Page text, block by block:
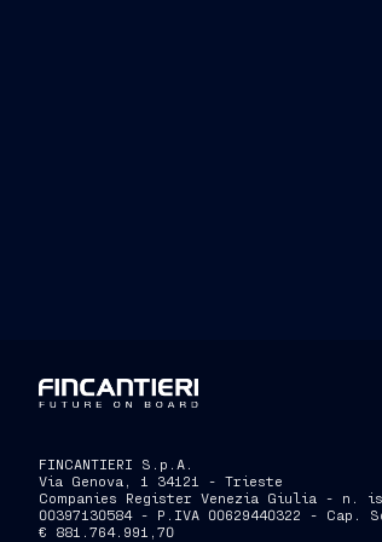
FINCANTIERI S.p.A.
Via Genova, 1 34121 - Trieste
Companies Register Venezia Giulia - n.
00397130584 - P.IVA 00629440322 - Cap.
€ 881.764.991,70